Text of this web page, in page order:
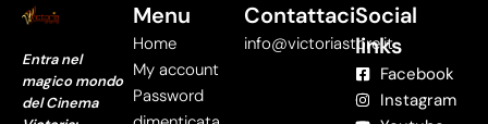
Entra nel
magico mondo
del Cinema
Menu
Home
My account
Password
Contattaci
info@victoriastore.it
Social
links
Facebook
Instagram